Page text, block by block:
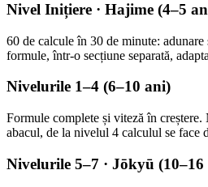
Nivel Inițiere · Hajime (4–5
60 de calcule în 30 de minute: adunare
formule, într-o secțiune separată,
Nivelurile 1–4 (6–10 ani)
Formule complete și viteză în
abacul, de la nivelul 4 calculul se face
Nivelurile 5–7 · Jōkyū